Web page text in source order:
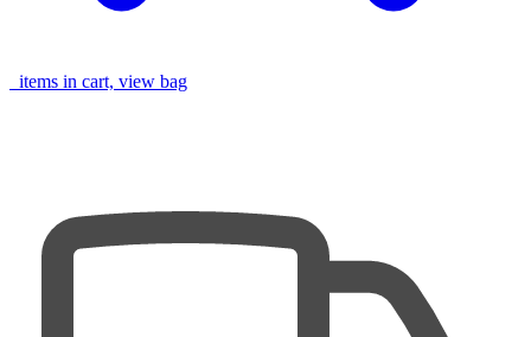
items in cart, view bag